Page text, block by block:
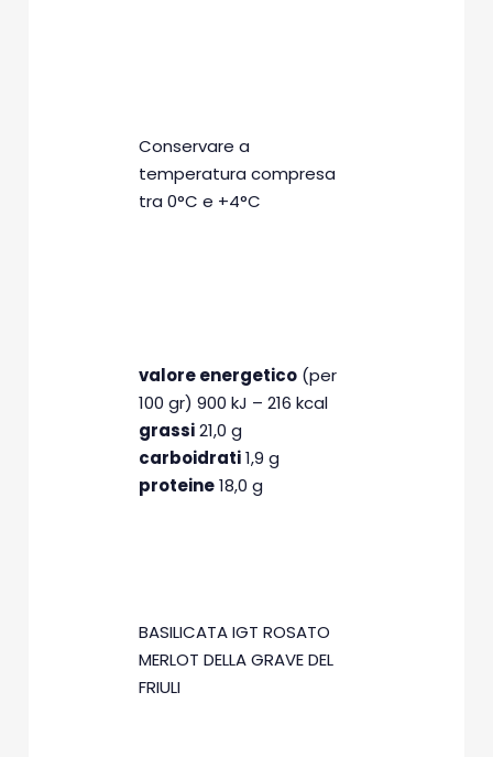
Conservare a
temperatura compresa
tra 0°C e +4°C
valore energetico (per
100 gr) 900 kJ – 216 kcal
grassi21,0 g
carboidrati1,9 g
proteine18,0 g
BASILICATA IGT ROSATO
MERLOT DELLA GRAVE DEL
FRIULI